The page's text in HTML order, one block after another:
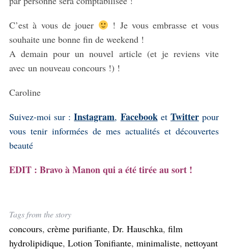
C’est à vous de jouer
! Je vous embrasse et vous
souhaite une bonne fin de weekend !
A demain pour un nouvel article (et je reviens vite
avec un nouveau concours !) !
Caroline
Suivez-moi sur :Instagram, Facebooket Twitterpour
vous tenir informées de mes actualités et découvertes
beauté
EDIT : Bravo à Manon qui a été tirée au sort !
Tags from the story
concours, crème purifiante, Dr. Hauschka, film
hydrolipidique, Lotion Tonifiante, minimaliste, nettoyant